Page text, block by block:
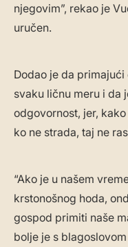
njegovim”, rekao je
uručen.
Dodao je da
svaku ličnu meru i da
odgovornost, jer,
ko ne strada, taj ne
“Ako je u našem
krstonošnog hoda,
gospod primiti naše
bolje je s